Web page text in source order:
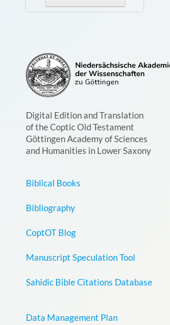
Digital Edition and Translation
of the Coptic Old Testament
Göttingen Academy of Sciences
and Humanities in Lower Saxony
Biblical Books
Bibliography
CoptOT Blog
Manuscript Speculation Tool
Sahidic Bible Citations Database
Data Management Plan